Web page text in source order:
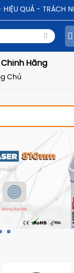
QUẢ - TRÁCH
Hãng
Chủ